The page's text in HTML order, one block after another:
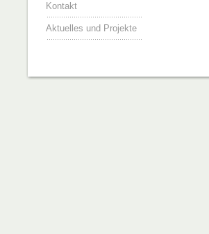
Kontakt
Aktuelles und Projekte